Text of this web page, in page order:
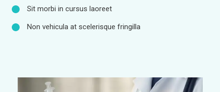
Sit morbi in cursus laoreet
Non vehicula at scelerisque fringilla